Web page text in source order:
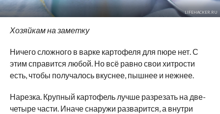
LIFEHACKER.RU
Хозяйкам на заметку
Ничего сложного в варке картофеля для пюре нет. С
этим справится любой. Но всё равно свои хитрости
есть, чтобы получалось вкуснее, пышнее и нежнее.
Нарезка. Крупный картофель лучше разрезать на две-
четыре части. Иначе снаружи разварится, а внутри